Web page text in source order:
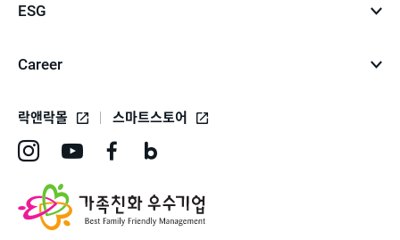
ESG
Career
락앤락몰 스마트스토어
스
타
브
스
버